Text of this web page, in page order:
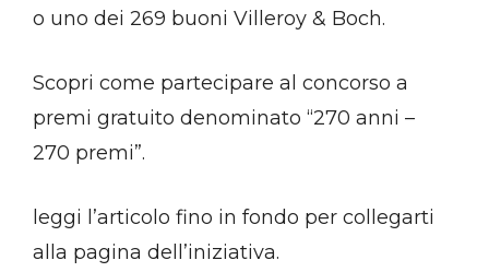
o uno dei 269 buoni Villeroy & Boch.
Scopri come partecipare al concorso a
premi gratuito denominato “270 anni –
270 premi”.
leggi l’articolo fino in fondo per collegarti
alla pagina dell’iniziativa.